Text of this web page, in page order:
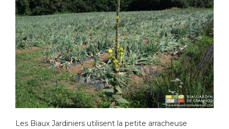
Les Biaux Jardiniers utilisent la petite arracheuse